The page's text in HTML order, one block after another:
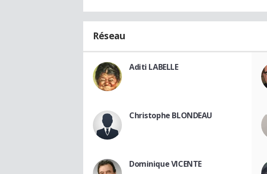
Réseau
Aditi LABELLE
Christophe BLONDEAU
Dominique VICENTE